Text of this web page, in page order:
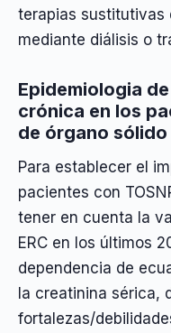
terapias sustitutivas
mediante diálisis o
Epidemiologia
crónica en los
de órgano
Para establecer el
pacientes con
tener en cuenta la
ERC en los últimos
dependencia de
la creatinina sérica,
fortalezas/